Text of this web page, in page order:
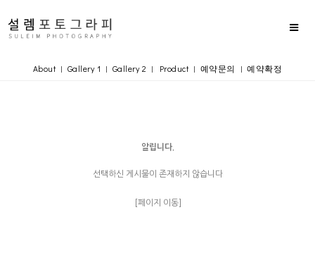
About | Gallery 1 | Gallery 2 | Product | 예약문의 | 예약확정
알립니다.
선택하신 게시물이 존재하지 않습니다
[페이지 이동]